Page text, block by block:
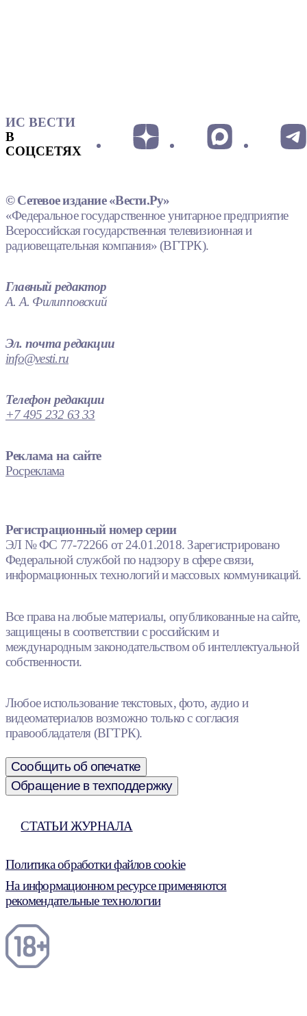
ИС ВЕСТИ
В
СОЦСЕТЯХ
© Сетевое издание «Вести.Ру»
«Федеральное государственное унитарное предприятие
Всероссийская государственная телевизионная и
радиовещательная компания» (ВГТРК).
Главный редактор
А. А. Филипповский
Эл. почта редакции
info@vesti.ru
Телефон редакции
+7 495 232 63 33
Реклама на сайте
Росреклама
Регистрационный номер серии
ЭЛ № ФС 77-72266 от 24.01.2018. Зарегистрировано
Федеральной службой по надзору в сфере связи,
информационных технологий и массовых коммуникаций.
Все права на любые материалы, опубликованные на сайте,
защищены в соответствии с российским и
международным законодательством об интеллектуальной
собственности.
Любое использование текстовых, фото, аудио и
видеоматериалов возможно только с согласия
правообладателя (ВГТРК).
Сообщить об опечатке
Обращение в техподдержку
СТАТЬИ ЖУРНАЛА
Политика обработки файлов cookie
На информационном ресурсе применяются
рекомендательные технологии